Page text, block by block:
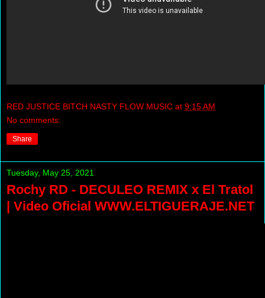
RED JUSTICE BITCH NASTY FLOW MUSIC at 9:15 AM
No comments:
Share
Tuesday, May 25, 2021
Rochy RD - DECULEO REMIX x El Tratol
| Video Oficial WWW.ELTIGUERAJE.NET